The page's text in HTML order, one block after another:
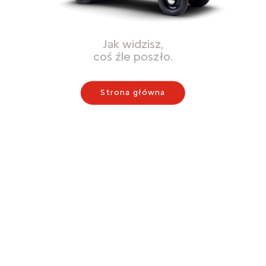
Jak widzisz,
coś źle poszło.
Strona główna